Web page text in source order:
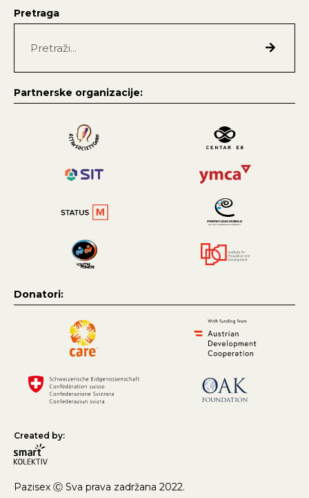
Pretraga
Partnerske organizacije:
Donatori:
Pazisex Ⓒ Sva prava zadržana 2022.
Created by: